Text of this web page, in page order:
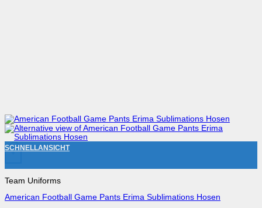
+
Dieses Produkt weist mehrere Varianten auf. Die Optionen können
SCHNELLANSICHT
Team Uniforms
American Football Game Pants Erima Sublimations Hosen